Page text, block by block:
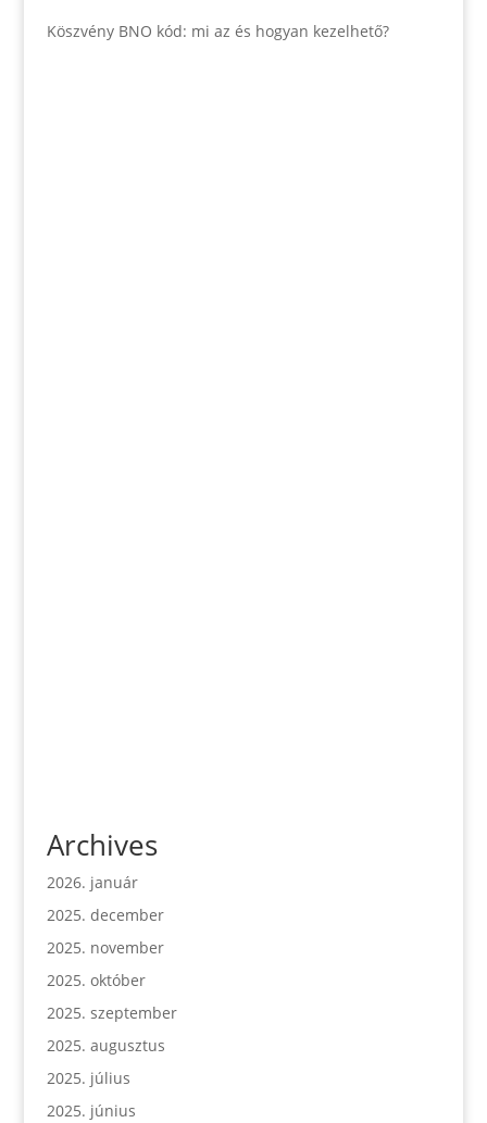
Köszvény BNO kód: mi az és hogyan kezelhető?
Archives
2026. január
2025. december
2025. november
2025. október
2025. szeptember
2025. augusztus
2025. július
2025. június